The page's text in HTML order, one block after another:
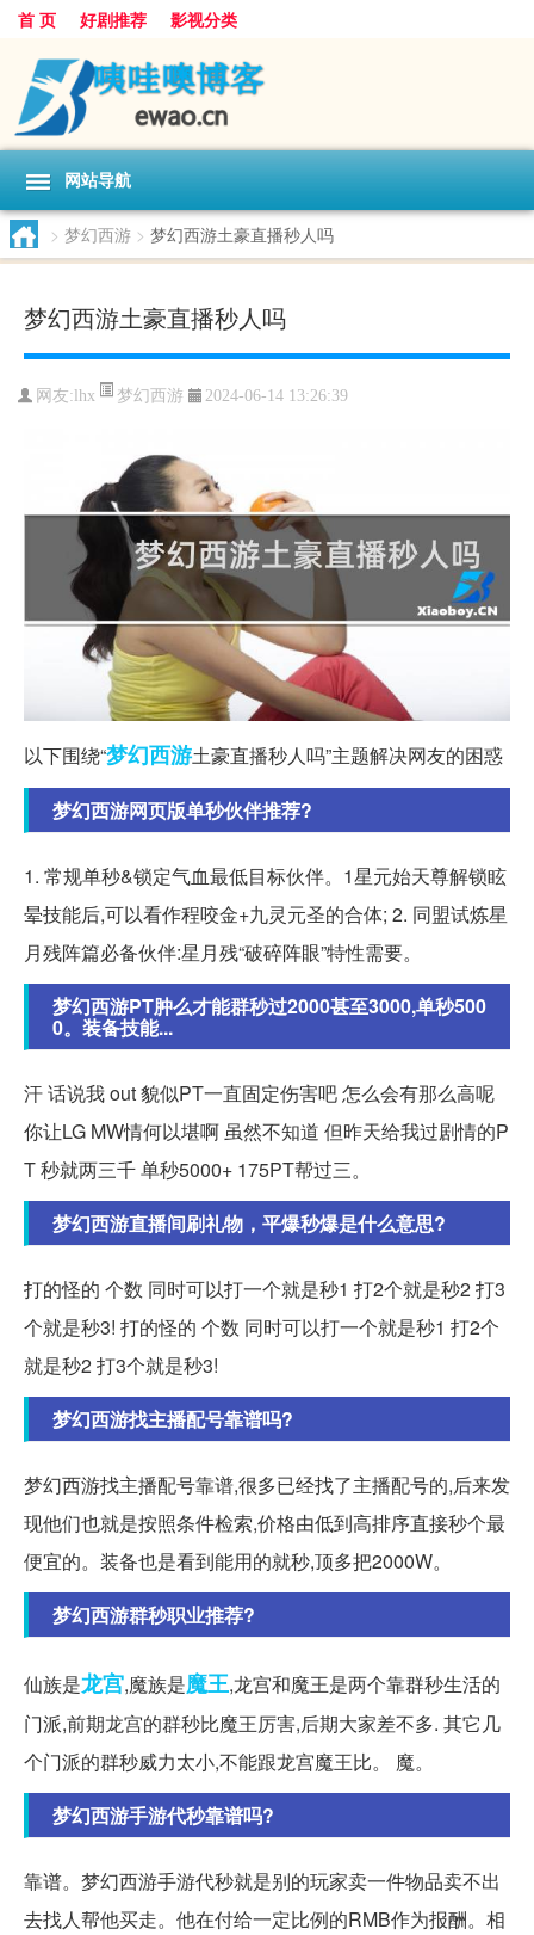
首 页 好剧推荐 影视分类
网站导航
> 梦幻西游 > 梦幻西游土豪直播秒人吗
梦幻西游土豪直播秒人吗
网友: lhx 梦幻西游 2024-06-14 13:26:39
以下围绕“梦幻西游土豪直播秒人吗”主题解决网友的困惑
梦幻西游网页版单秒伙伴推荐?
1. 常规单秒&锁定气血最低目标伙伴。1星元始天尊解锁眩
晕技能后,可以看作程咬金+九灵元圣的合体; 2. 同盟试炼星
月残阵篇必备伙伴:星月残“破碎阵眼”特性需要。
梦幻西游PT肿么才能群秒过2000甚至3000,单秒500
0。装备技能...
汗 话说我 out 貌似PT一直固定伤害吧 怎么会有那么高呢
你让LG MW情何以堪啊 虽然不知道 但昨天给我过剧情的P
T 秒就两三千 单秒5000+ 175PT帮过三。
梦幻西游直播间刷礼物，平爆秒爆是什么意思?
打的怪的 个数 同时可以打一个就是秒1 打2个就是秒2 打3
个就是秒3! 打的怪的 个数 同时可以打一个就是秒1 打2个
就是秒2 打3个就是秒3!
梦幻西游找主播配号靠谱吗?
梦幻西游找主播配号靠谱,很多已经找了主播配号的,后来发
现他们也就是按照条件检索,价格由低到高排序直接秒个最
便宜的。装备也是看到能用的就秒,顶多把2000W。
梦幻西游群秒职业推荐?
仙族是龙宫,魔族是魔王,龙宫和魔王是两个靠群秒生活的
门派,前期龙宫的群秒比魔王厉害,后期大家差不多. 其它几
个门派的群秒威力太小,不能跟龙宫魔王比。 魔。
梦幻西游手游代秒靠谱吗?
靠谱。梦幻西游手游代秒就是别的玩家卖一件物品卖不出
去找人帮他买走。他在付给一定比例的RMB作为报酬。相